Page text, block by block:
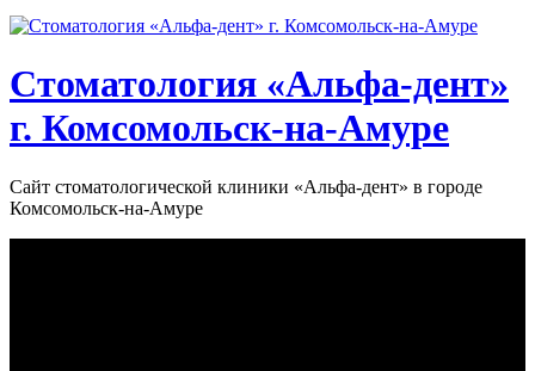
Стоматология «‎Альфа-дент»‎
г. Комсомольск-на-Амуре
Сайт стоматологической клиники «‎Альфа-дент» в городе
Комсомольск-на-Амуре